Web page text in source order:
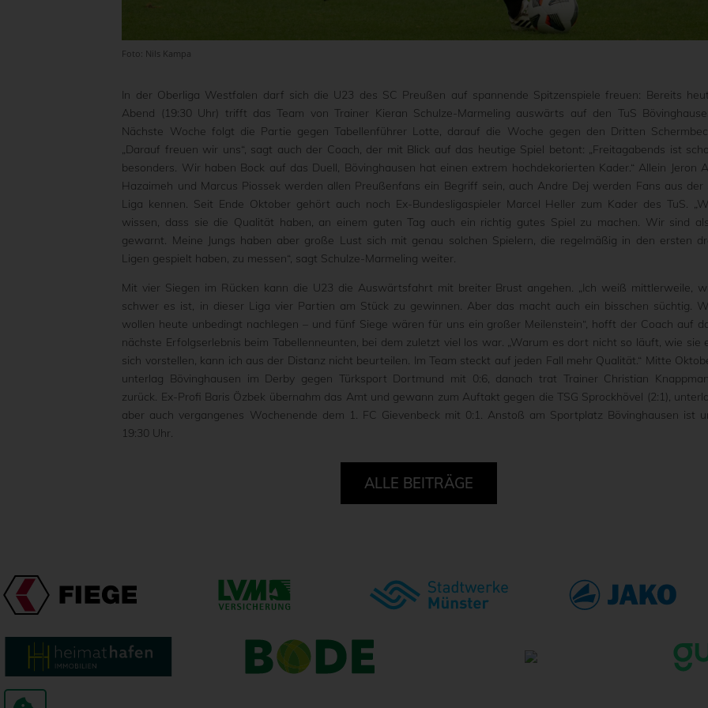
Foto: Nils Kampa
In der Oberliga Westfalen darf sich die U23 des SC Preußen auf spannende Spitzenspiele freuen: Bereits
Abend (19:30 Uhr) trifft das Team von Trainer Kieran Schulze-Marmeling auswärts auf den TuS
Nächste Woche folgt die Partie gegen Tabellenführer Lotte, darauf die Woche gegen den Dritten
„Darauf freuen wir uns“, sagt auch der Coach, der mit Blick auf das heutige Spiel betont: „Freitagabends ist
besonders. Wir haben Bock auf das Duell, Bövinghausen hat einen extrem hochdekorierten Kader.“ Allein Jeron
Hazaimeh und Marcus Piossek werden allen Preußenfans ein Begriff sein, auch Andre Dej werden Fans aus der
Liga kennen. Seit Ende Oktober gehört auch noch Ex-Bundesligaspieler Marcel Heller zum Kader des TuS.
wissen, dass sie die Qualität haben, an einem guten Tag auch ein richtig gutes Spiel zu machen. Wir sind
gewarnt. Meine Jungs haben aber große Lust sich mit genau solchen Spielern, die regelmäßig in den ersten
Ligen gespielt haben, zu messen“, sagt Schulze-Marmeling weiter.
Mit vier Siegen im Rücken kann die U23 die Auswärtsfahrt mit breiter Brust angehen. „Ich weiß mittlerweile,
schwer es ist, in dieser Liga vier Partien am Stück zu gewinnen. Aber das macht auch ein bisschen süchtig.
wollen heute unbedingt nachlegen – und fünf Siege wären für uns ein großer Meilenstein“, hofft der Coach auf
nächste Erfolgserlebnis beim Tabellenneunten, bei dem zuletzt viel los war. „Warum es dort nicht so läuft, wie sie
sich vorstellen, kann ich aus der Distanz nicht beurteilen. Im Team steckt auf jeden Fall mehr Qualität.“ Mitte
unterlag Bövinghausen im Derby gegen Türksport Dortmund mit 0:6, danach trat Trainer Christian
zurück. Ex-Profi Baris Özbek übernahm das Amt und gewann zum Auftakt gegen die TSG Sprockhövel (2:1),
aber auch vergangenes Wochenende dem 1. FC Gievenbeck mit 0:1. Anstoß am Sportplatz Bövinghausen ist
19:30 Uhr.
ALLE BEITRÄGE